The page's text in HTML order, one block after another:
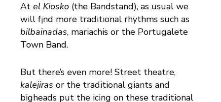
Atel Kiosko (the Bandstand), as usual we
will f¡nd more traditional rhythms such as
bilbainadas, mariachis or the Portugalete
Town Band.
But there’s even more! Street theatre,
kalejiras or the traditional giants and
bigheads put the icing on these traditional